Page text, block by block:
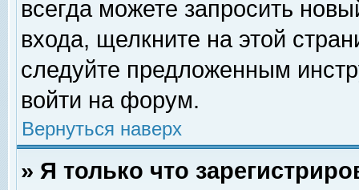
всегда можете запросить
входа, щелкните на этой
следуйте предложенным
войти на форум.
Вернуться наверх
» Я только что